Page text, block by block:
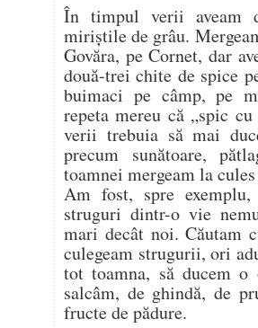
În timpul verii aveam
miriștile de grâu.
Govăra, pe Cornet, dar
două-trei chite de spice
buimaci pe câmp, pe
repeta mereu că „spic
verii trebuia să mai
precum sunătoare,
toamnei mergeam la
Am fost, spre
struguri dintr-o vie
mari decât noi. Căutam
culegeam strugurii, ori
tot toamna, să ducem o
salcâm, de ghindă, de
fructe de pădure.